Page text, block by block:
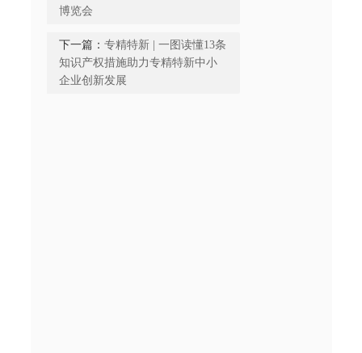
博览会
下一篇： 专精特新 | 一图读懂13条
知识产权措施助力专精特新中小
企业创新发展